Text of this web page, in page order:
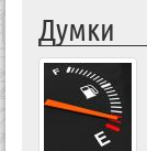
Думки